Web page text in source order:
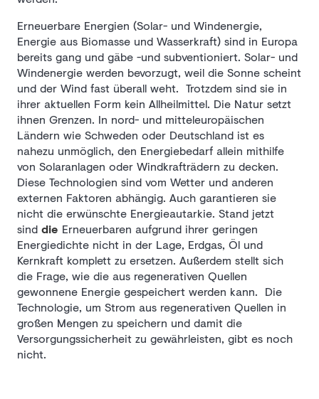
Erneuerbare Energien (Solar- und Windenergie,
Energie aus Biomasse und Wasserkraft) sind in Europa
bereits gang und gäbe -und subventioniert. Solar- und
Windenergie werden bevorzugt, weil die Sonne scheint
und der Wind fast überall weht. Trotzdem sind sie in
ihrer aktuellen Form kein Allheilmittel. Die Natur setzt
ihnen Grenzen. In nord- und mitteleuropäischen
Ländern wie Schweden oder Deutschland ist es
nahezu unmöglich, den Energiebedarf allein mithilfe
von Solaranlagen oder Windkrafträdern zu decken.
Diese Technologien sind vom Wetter und anderen
externen Faktoren abhängig. Auch garantieren sie
nicht die erwünschte Energieautarkie. Stand jetzt
sind die Erneuerbaren aufgrund ihrer geringen
Energiedichte nicht in der Lage, Erdgas, Öl und
Kernkraft komplett zu ersetzen. Außerdem stellt sich
die Frage, wie die aus regenerativen Quellen
gewonnene Energie gespeichert werden kann. Die
Technologie, um Strom aus regenerativen Quellen in
großen Mengen zu speichern und damit die
Versorgungssicherheit zu gewährleisten, gibt es noch
nicht.